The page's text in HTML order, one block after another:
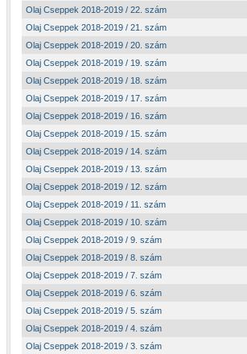
Olaj Cseppek 2018-2019 / 22. szám
Olaj Cseppek 2018-2019 / 21. szám
Olaj Cseppek 2018-2019 / 20. szám
Olaj Cseppek 2018-2019 / 19. szám
Olaj Cseppek 2018-2019 / 18. szám
Olaj Cseppek 2018-2019 / 17. szám
Olaj Cseppek 2018-2019 / 16. szám
Olaj Cseppek 2018-2019 / 15. szám
Olaj Cseppek 2018-2019 / 14. szám
Olaj Cseppek 2018-2019 / 13. szám
Olaj Cseppek 2018-2019 / 12. szám
Olaj Cseppek 2018-2019 / 11. szám
Olaj Cseppek 2018-2019 / 10. szám
Olaj Cseppek 2018-2019 / 9. szám
Olaj Cseppek 2018-2019 / 8. szám
Olaj Cseppek 2018-2019 / 7. szám
Olaj Cseppek 2018-2019 / 6. szám
Olaj Cseppek 2018-2019 / 5. szám
Olaj Cseppek 2018-2019 / 4. szám
Olaj Cseppek 2018-2019 / 3. szám